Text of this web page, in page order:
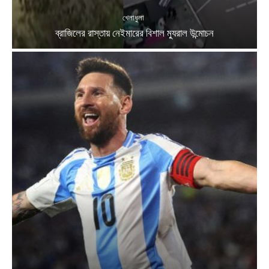
খেলাধুলা
ব্রাজিলের রাস্তায় নেইমারের বিশাল ম্যুরাল উন্মোচন